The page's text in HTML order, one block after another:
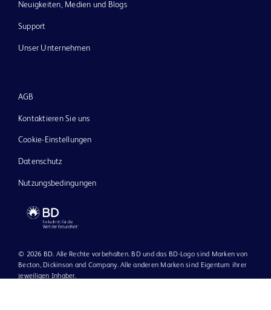
Neuigkeiten, Medien und Blogs
Support
Unser Unternehmen
AGB
Kontaktieren Sie uns
Cookie-Einstellungen
Datenschutz
Nutzungsbedingungen
© 2026 BD. Alle Rechte vorbehalten. BD und das BD-Logo sind Marken von
Becton, Dickinson and Company. Alle anderen Marken sind Eigentum ihrer
jeweiligen Inhaber.